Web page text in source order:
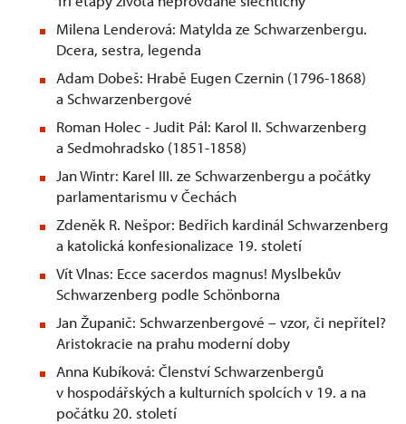
Milena Lenderová: Matylda ze Schwarzenbergu.
Dcera, sestra, legenda
Adam Dobeš: Hrabě Eugen Czernin (1796-1868)
a Schwarzenbergové
Roman Holec - Judit Pál: Karol II. Schwarzenberg
a Sedmohradsko (1851-1858)
Jan Wintr: Karel III. ze Schwarzenbergu a počátky
parlamentarismu v Čechách
Zdeněk R. Nešpor: Bedřich kardinál Schwarzenberg
a katolická konfesionalizace 19. století
Vít Vlnas: Ecce sacerdos magnus! Myslbekův
Schwarzenberg podle Schönborna
Jan Županič: Schwarzenbergové – vzor, či nepřítel?
Aristokracie na prahu moderní doby
Anna Kubíková: Členství Schwarzenbergů
v hospodářských a kulturních spolcích v 19. a na
počátku 20. století